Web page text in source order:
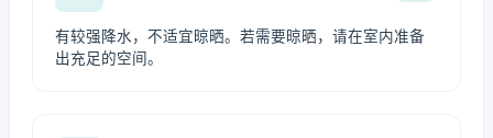
有较强降水，不适宜晾晒。若需要晾晒，请在室内准备
出充足的空间。